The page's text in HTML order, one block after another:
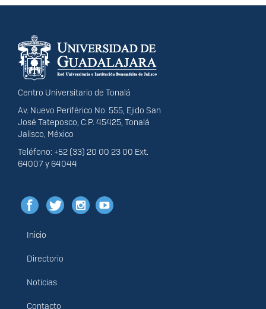
Información del
portal
Centro Universitario de Tonalá
Av. Nuevo Periférico No. 555, Ejido San
José Tateposco, C.P. 45425, Tonalá
Jalisco, México
Teléfono: +52 (33) 20 00 23 00 Ext.
64007 y 64044
Menú
principal
Inicio
Directorio
Noticias
Contacto